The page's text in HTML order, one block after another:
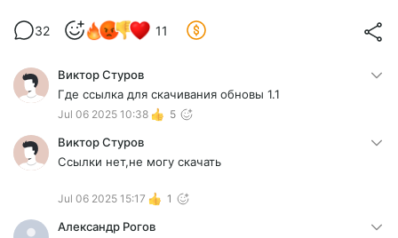
32 11
Виктор Стуров
Где ссылка для скачивания обновы 1.1
Jul 06 2025 10:38 5
Виктор Стуров
Ссылки нет,не могу скачать
Jul 06 2025 15:17 1
Александр Рогов